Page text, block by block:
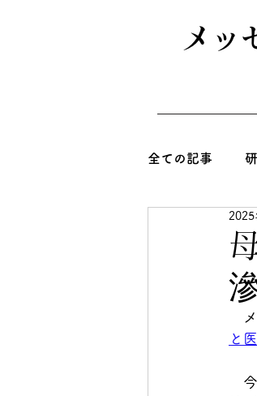
メッ
全ての記事
心と絆とい
2025
メ
と
今